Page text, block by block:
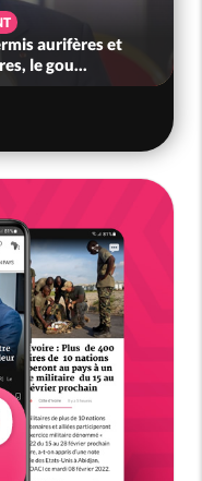
aurifères et
le gou...